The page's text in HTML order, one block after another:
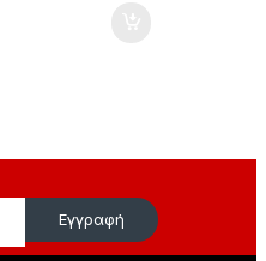
Εγγραφή